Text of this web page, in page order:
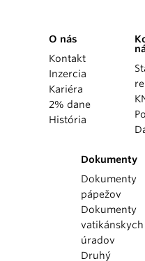
O nás
Kontakt
Inzercia
Kariéra
2% dane
História
Dokumenty
Dokumenty
pápežov
Dokumenty
vatikánskych
úradov
Druhý